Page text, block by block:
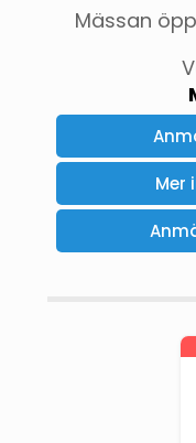
Mässan
Mer